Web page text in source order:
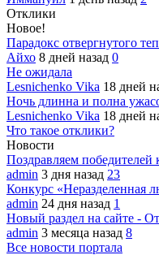
Отклики
Новое!
Парадокс отвергнутого
Айхо 8 дней назад 0
Не ожидала
Lesnichenko Vika 18 дней
Ночь длинна и полна
Lesnichenko Vika 18 дней
Что такое отклики?
Новости
Поздравляем победителей
admin 3 дня назад 23
Конкурс «Неразделенная
admin 24 дня назад 1
Новый раздел на сайте -
admin 3 месяца назад 8
Все новости портала